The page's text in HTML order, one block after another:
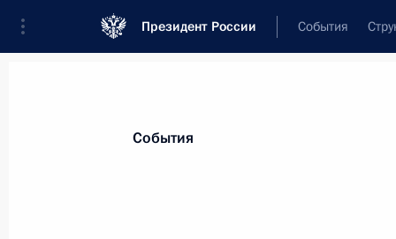
Президент России События
События